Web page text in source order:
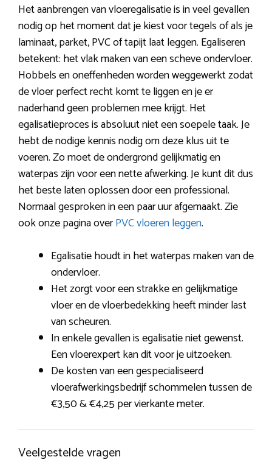
Het aanbrengen van vloeregalisatie is in veel gevallen
nodig op het moment dat je kiest voor tegels of als je
laminaat, parket, PVC of tapijt laat leggen. Egaliseren
betekent: het vlak maken van een scheve ondervloer.
Hobbels en oneffenheden worden weggewerkt zodat
de vloer perfect recht komt te liggen en je er
naderhand geen problemen mee krijgt. Het
egalisatieproces is absoluut niet een soepele taak. Je
hebt de nodige kennis nodig om deze klus uit te
voeren. Zo moet de ondergrond gelijkmatig en
waterpas zijn voor een nette afwerking. Je kunt dit dus
het beste laten oplossen door een professional.
Normaal gesproken in een paar uur afgemaakt. Zie
ook onze pagina overPVC vloeren leggen.
Egalisatie houdt in het waterpas maken van de
ondervloer.
Het zorgt voor een strakke en gelijkmatige
vloer en de vloerbedekking heeft minder last
van scheuren.
In enkele gevallen is egalisatie niet gewenst.
Een vloerexpert kan dit voor je uitzoeken.
De kosten van een gespecialiseerd
vloerafwerkingsbedrijf schommelen tussen de
€3,50 & €4,25 per vierkante meter.
Veelgestelde vragen